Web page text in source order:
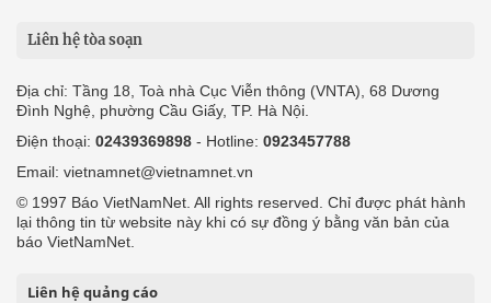
Liên hệ tòa soạn
Địa chỉ: Tầng 18, Toà nhà Cục Viễn thông (VNTA), 68 Dương
Đình Nghệ, phường Cầu Giấy, TP. Hà Nội.
Điện thoại: 02439369898 - Hotline: 0923457788
Email: vietnamnet@vietnamnet.vn
© 1997 Báo VietNamNet. All rights reserved. Chỉ được phát hành
lại thông tin từ website này khi có sự đồng ý bằng văn bản của
báo VietNamNet.
Liên hệ quảng cáo